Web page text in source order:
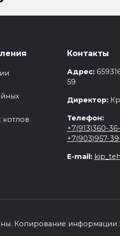
котлов
Контакты
Адрес:
59
Директор:
Телефон:
+7(913)360-
+7(903)957-
E-mail:
Копирование информации